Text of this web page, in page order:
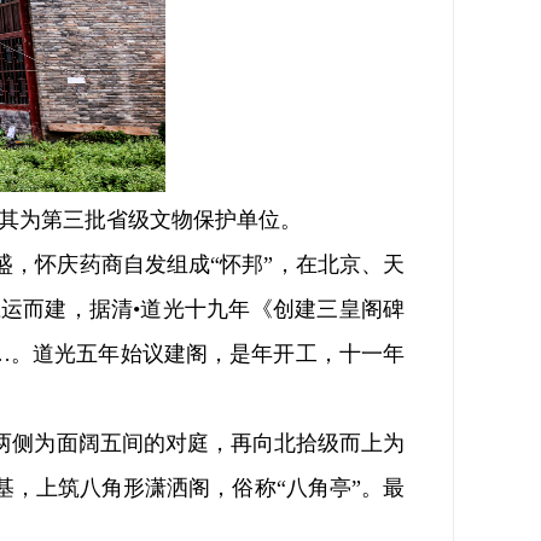
第三批省级文物保护单位。
怀庆药商自发组成“怀邦”，在北京、天
而建，据清•道光十九年《创建三皇阁碑
道光五年始议建阁，是年开工，十一年
为面阔五间的对庭，再向北拾级而上为
上筑八角形潇洒阁，俗称“八角亭”。最